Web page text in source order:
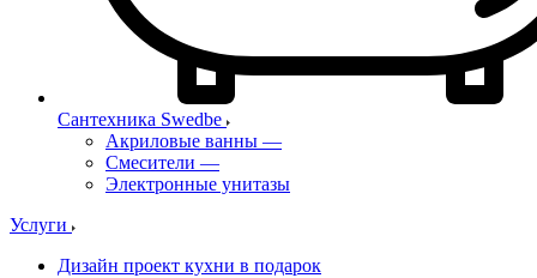
Сантехника Swedbe
Акриловые ванны —
Смесители —
Электронные унитазы
Услуги
Дизайн проект кухни в подарок